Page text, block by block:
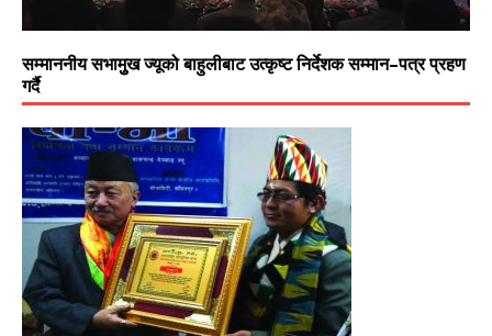
सम्माननीय सभामुुख ज्यूको बाहुलीबाट उत्कृष्ट निर्देशक सम्मान–पत्र प्रहण
गर्दै